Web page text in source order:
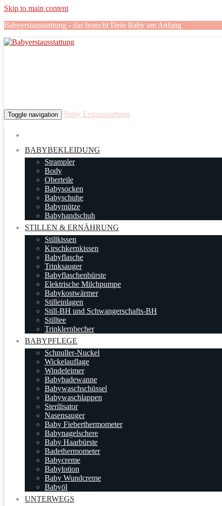
Skip to main content
Babyerstausstattung - das braucht Dein Baby am Anfang
Toggle navigation Baby Erstausstattung
BABYBEKLEIDUNG
Strampler
Body
Oberteile
Babysocken
Babyschuhe
Babymütze
Babyhandschuh
STILLEN & ERNÄHRUNG
Stillkissen
Kirschkernkissen
Babyflasche
Trinksauger
Babyflaschenbürste
Elektrische Milchpumpe
Babykostwärmer
Stilleinlagen
Still-BH und Schwangerschafts-BH
Stilltee
Trinklernbecher
BABYPFLEGE
Schnuller-Nuckel
Wickelauflage
Windeleimer
Babybadewanne
Babywaschschüssel
Babywaschlappen
Sterilisator
Nasensauger
Baby Fieberthermometer
Babynagelschere
Baby Haarbürste
Badethermometer
Babycreme
Babylotion
Baby Wundcreme
Babyöl
UNTERWEGS